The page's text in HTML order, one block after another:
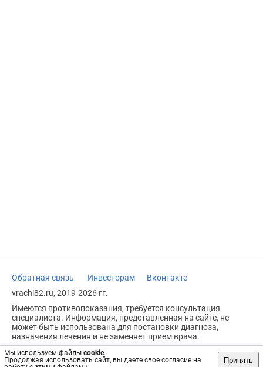
Мы используем файлы cookie.
Продолжая использовать сайт, вы даете свое согласие на
Принять
Обратная связь Инвесторам
Вконтакте
vrachi82.ru, 2019-2026 гг.
Имеются противопоказания, требуется консультация
специалиста. Информация, представленная на сайте, не
может быть использована для постановки диагноза,
назначения лечения и не заменяет прием врача.
Возрастное ограничение: 18+